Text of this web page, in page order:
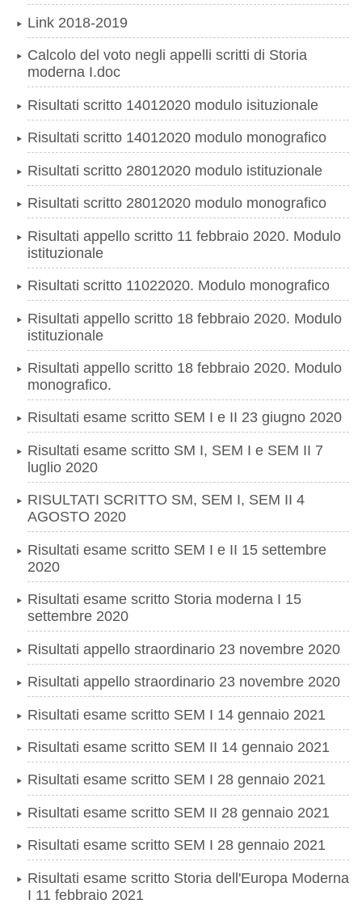
Link 2018-2019
Calcolo del voto negli appelli scritti di Storia
moderna I.doc
Risultati scritto 14012020 modulo isituzionale
Risultati scritto 14012020 modulo monografico
Risultati scritto 28012020 modulo istituzionale
Risultati scritto 28012020 modulo monografico
Risultati appello scritto 11 febbraio 2020. Modulo
istituzionale
Risultati scritto 11022020. Modulo monografico
Risultati appello scritto 18 febbraio 2020. Modulo
istituzionale
Risultati appello scritto 18 febbraio 2020. Modulo
monografico.
Risultati esame scritto SEM I e II 23 giugno 2020
Risultati esame scritto SM I, SEM I e SEM II 7
luglio 2020
RISULTATI SCRITTO SM, SEM I, SEM II 4
AGOSTO 2020
Risultati esame scritto SEM I e II 15 settembre
2020
Risultati esame scritto Storia moderna I 15
settembre 2020
Risultati appello straordinario 23 novembre 2020
Risultati appello straordinario 23 novembre 2020
Risultati esame scritto SEM I 14 gennaio 2021
Risultati esame scritto SEM II 14 gennaio 2021
Risultati esame scritto SEM I 28 gennaio 2021
Risultati esame scritto SEM II 28 gennaio 2021
Risultati esame scritto SEM I 28 gennaio 2021
Risultati esame scritto Storia dell'Europa Moderna
I 11 febbraio 2021